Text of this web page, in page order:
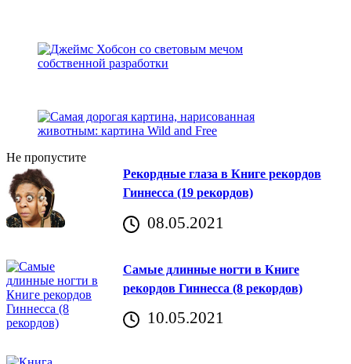
Не пропустите
Рекордные глаза в Книге рекордов
Гиннесса (19 рекордов)
08.05.2021
Самые длинные ногти в Книге
рекордов Гиннесса (8 рекордов)
10.05.2021